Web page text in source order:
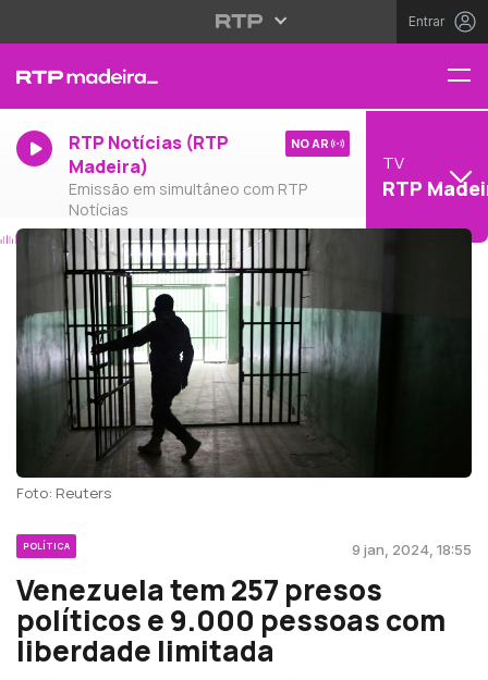
Entrar
RTP Notícias (RTP
Madeira)
Emissão em simultâneo com RTP
Notícias
NO AR
TV
RTP
Foto: Reuters
POLÍTICA 9 jan, 2024, 18:55
Venezuela tem 257 presos
políticos e 9.000 pessoas com
liberdade limitada